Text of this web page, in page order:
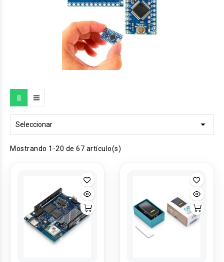
Seleccionar 
Mostrando 1-20 de 67 artículo(s)